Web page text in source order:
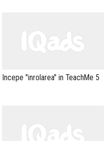
Incepe "inrolarea" in TeachMe 5